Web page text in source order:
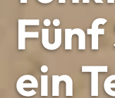
ein